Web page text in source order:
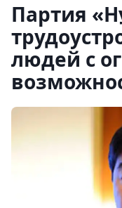
Партия
людей с